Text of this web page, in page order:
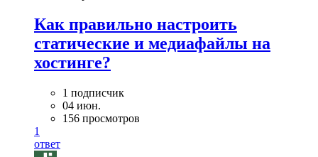
Как правильно настроить
статические и медиафайлы на
хостинге?
1 подписчик
04 июн.
156 просмотров
1
ответ